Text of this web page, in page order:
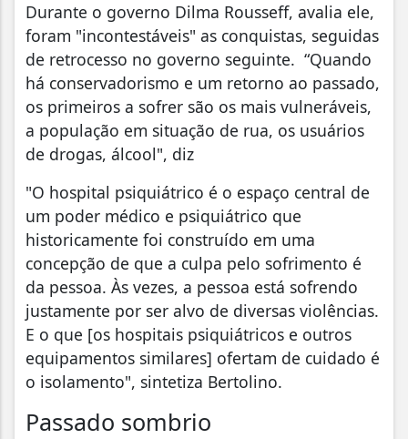
Durante o governo Dilma Rousseff, avalia ele,
foram "incontestáveis" as conquistas, seguidas
de retrocesso no governo seguinte. “Quando
há conservadorismo e um retorno ao passado,
os primeiros a sofrer são os mais vulneráveis,
a população em situação de rua, os usuários
de drogas, álcool", diz
"O hospital psiquiátrico é o espaço central de
um poder médico e psiquiátrico que
historicamente foi construído em uma
concepção de que a culpa pelo sofrimento é
da pessoa. Às vezes, a pessoa está sofrendo
justamente por ser alvo de diversas violências.
E o que [os hospitais psiquiátricos e outros
equipamentos similares] ofertam de cuidado é
o isolamento", sintetiza Bertolino.
Passado sombrio